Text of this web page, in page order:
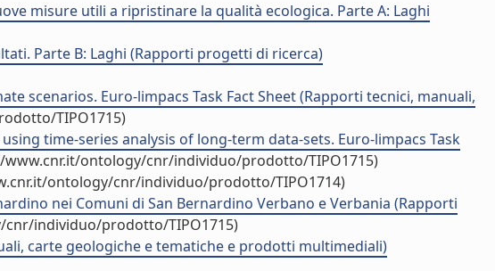
misure utili a ripristinare la qualità ecologica. Parte A: Laghi
Parte B: Laghi (Rapporti progetti di ricerca)
scenarios. Euro-limpacs Task Fact Sheet (Rapporti tecnici, manuali,
TIPO1715)
time-series analysis of long-term data-sets. Euro-limpacs Task
ontology/cnr/individuo/prodotto/TIPO1715)
ontology/cnr/individuo/prodotto/TIPO1714)
nei Comuni di San Bernardino Verbano e Verbania (Rapporti
individuo/prodotto/TIPO1715)
carte geologiche e tematiche e prodotti multimediali)